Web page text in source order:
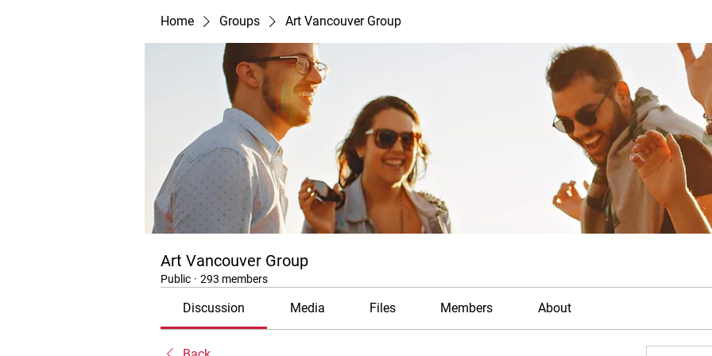
Home Groups Art Vancouver Group
Art Vancouver Group
Public · 293 members
Discussion Media Files Members About